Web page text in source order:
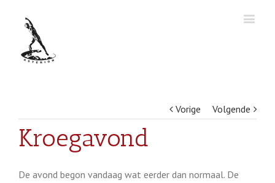
Vorige Volgende
Kroegavond
De avond begon vandaag wat eerder dan normaal. De